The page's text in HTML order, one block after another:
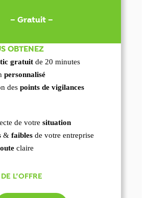
– Gratuit –
OBTENEZ
gratuit de 20 minutes
personnalisé
des points de vigilances
de votre situation
& faibles de votre entreprise
claire
L’OFFRE